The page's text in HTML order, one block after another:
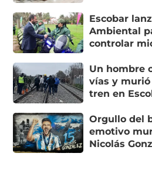
Escobar
Ambiental
controlar
Un hombre
vías y
tren en
Orgullo del
emotivo
Nicolás